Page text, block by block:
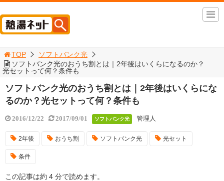
TOP
ソフトバンク光
ソフトバンク光のおうち割とは｜2年後はいくらになるのか？
光セットって何？条件も
ソフトバンク光のおうち割とは｜2年後はいくらにな
るのか？光セットって何？条件も
2016/12/22 2017/09/01 ソフトバンク光 管理人
2年後 おうち割 ソフトバンク光 光セット
条件
この記事は約 4 分で読めます。